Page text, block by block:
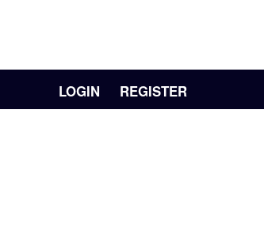
LOGIN REGISTER